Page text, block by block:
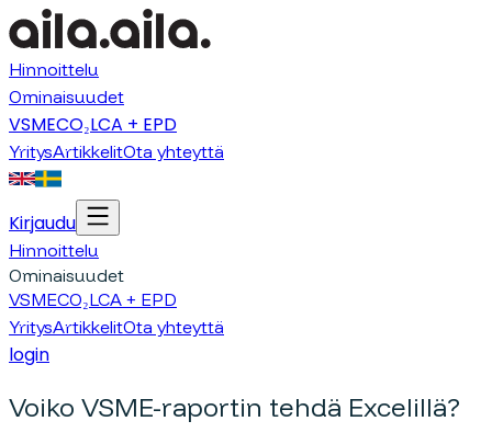
Hinnoittelu
Ominaisuudet
VSMECO₂LCA + EPD
YritysArtikkelitOta yhteyttä
Kirjaudu
Hinnoittelu
Ominaisuudet
VSMECO₂LCA + EPD
YritysArtikkelitOta yhteyttä
login
Voiko VSME-raportin tehdä Excelillä?